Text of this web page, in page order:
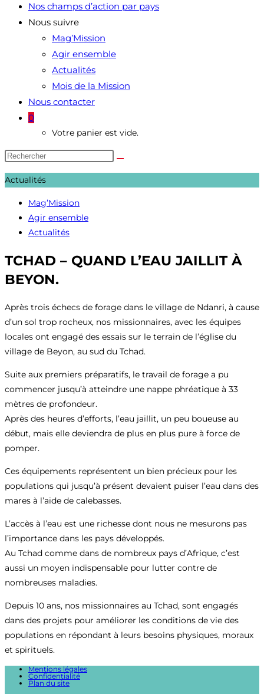
Nos champs d’action par pays
Nous suivre
Mag’Mission
Agir ensemble
Actualités
Mois de la Mission
Nous contacter
0
Votre panier est vide.
Actualités
Mag’Mission
Agir ensemble
Actualités
TCHAD – QUAND L’EAU JAILLIT À
BEYON.
Après trois échecs de forage dans le village de Ndanri, à cause
d’un sol trop rocheux, nos missionnaires, avec les équipes
locales ont engagé des essais sur le terrain de l’église du
village de Beyon, au sud du Tchad.
Suite aux premiers préparatifs, le travail de forage a pu
commencer jusqu’à atteindre une nappe phréatique à 33
mètres de profondeur.
Après des heures d’efforts, l’eau jaillit, un peu boueuse au
début, mais elle deviendra de plus en plus pure à force de
pomper.
Ces équipements représentent un bien précieux pour les
populations qui jusqu’à présent devaient puiser l’eau dans des
mares à l’aide de calebasses.
L’accès à l’eau est une richesse dont nous ne mesurons pas
l’importance dans les pays développés.
Au Tchad comme dans de nombreux pays d’Afrique, c’est
aussi un moyen indispensable pour lutter contre de
nombreuses maladies.
Depuis 10 ans, nos missionnaires au Tchad, sont engagés
dans des projets pour améliorer les conditions de vie des
populations en répondant à leurs besoins physiques, moraux
et spirituels.
Mentions légales
Confidentialité
Plan du site